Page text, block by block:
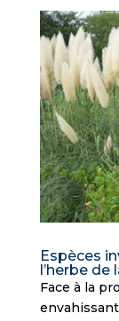
Espèces
l’herbe de
Face à la